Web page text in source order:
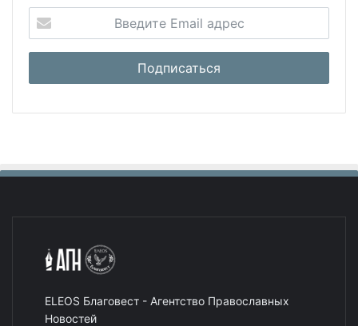
ELEOS Благовест - Агентство Православных
Новостей